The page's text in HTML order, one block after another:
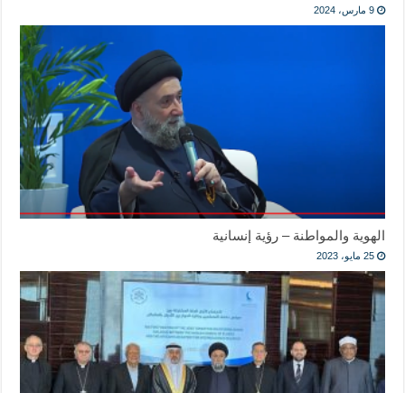
9 مارس، 2024
الهوية والمواطنة – رؤية إنسانية
25 مايو، 2023